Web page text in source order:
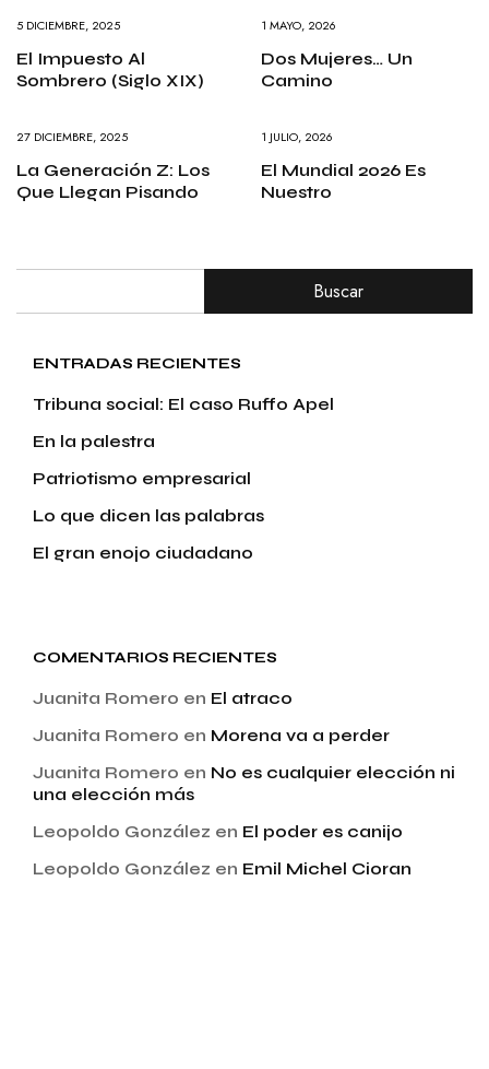
5 DICIEMBRE, 2025
El Impuesto Al
Sombrero (siglo XIX)
1 MAYO, 2026
Dos Mujeres… Un
Camino
27 DICIEMBRE, 2025
La Generación Z: Los
Que Llegan Pisando
1 JULIO, 2026
El Mundial 2026 Es
Nuestro
Buscar
ENTRADAS RECIENTES
Tribuna social: El caso Ruffo Apel
En la palestra
Patriotismo empresarial
Lo que dicen las palabras
El gran enojo ciudadano
COMENTARIOS RECIENTES
Juanita Romero en El atraco
Juanita Romero en Morena va a perder
Juanita Romero en No es cualquier elección ni
una elección más
Leopoldo González en El poder es canijo
Leopoldo González en Emil Michel Cioran